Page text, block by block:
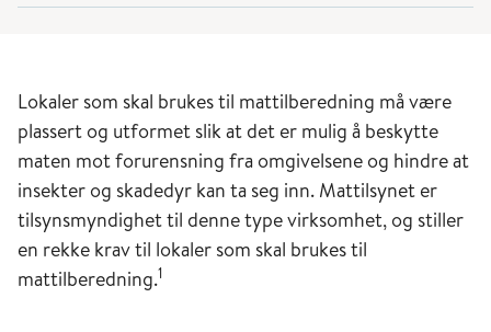
Lokaler som skal brukes til mattilberedning må være
plassert og utformet slik at det er mulig å beskytte
maten mot forurensning fra omgivelsene og hindre at
insekter og skadedyr kan ta seg inn. Mattilsynet er
tilsynsmyndighet til denne type virksomhet, og stiller
en rekke krav til lokaler som skal brukes til
mattilberedning.1